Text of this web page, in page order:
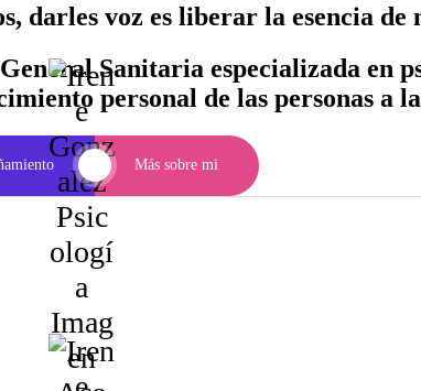
darles voz es liberar la esencia de
Sanitaria especializada en
personal de las personas a
Más sobre mi
Acompañamiento en:
Embarazo natural
Infertilidad
Reproducción asistida
Pérdida gestacional